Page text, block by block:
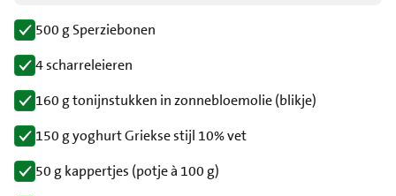
500 g Sperziebonen
4 scharreleieren
160 g tonijnstukken in zonnebloemolie (blikje)
150 g yoghurt Griekse stijl 10% vet
50 g kappertjes (potje à 100 g)